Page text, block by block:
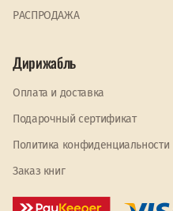
PАСПРОДАЖА
Дирижабль
Оплата и доставка
Подарочный сертификат
Политика конфиденциальности
Заказ книг